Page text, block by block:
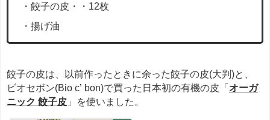
・餃子の皮・・12枚
・揚げ油
餃子の皮は、以前作ったときに余った餃子の皮(大判)と、
ビオセボン(Bio c’ bon)で買った日本初の有機の皮「 オーガ
ニック 餃子皮 」を使いました。